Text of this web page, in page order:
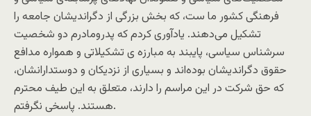
فرهنگی کشور ما ست، که بخش بزرگی از دگراندیشان جامعه را
تشکیل می‌دهند. یادآوری کردم که پدرومادرم دو شخصیت
سرشناس سیاسی، پایبند به مبارزه ی تشکیلاتی و همواره مدافع
حقوق دگراندیشان بوده‌اند و بسیاری از نزدیکان و دوستدارانشان،
که حق شرکت در این مراسم را دارند، متعلق به این طیف محترم
هستند. پاسخی نگرفتم.